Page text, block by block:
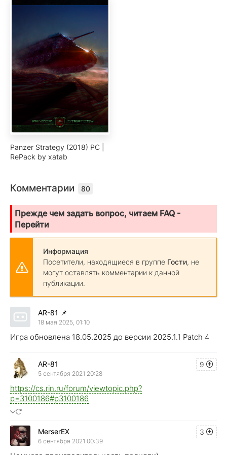
Panzer Strategy (2018) PC |
RePack by xatab
Комментарии 80
Прежде чем задать вопрос, читаем FAQ -
Перейти
Информация
Посетители, находящиеся в группе Гости, не
могут оставлять комментарии к данной
публикации.
AR-81 📌
18 мая 2025, 01:10
Игра обновлена 18.05.2025 до версии 2025.1.1 Patch 4
9
AR-81
5 сентября 2021 20:28
https://cs.rin.ru/forum/viewtopic.php?
p=3100186#p3100186
3
MerserEX
6 сентября 2021 00:39